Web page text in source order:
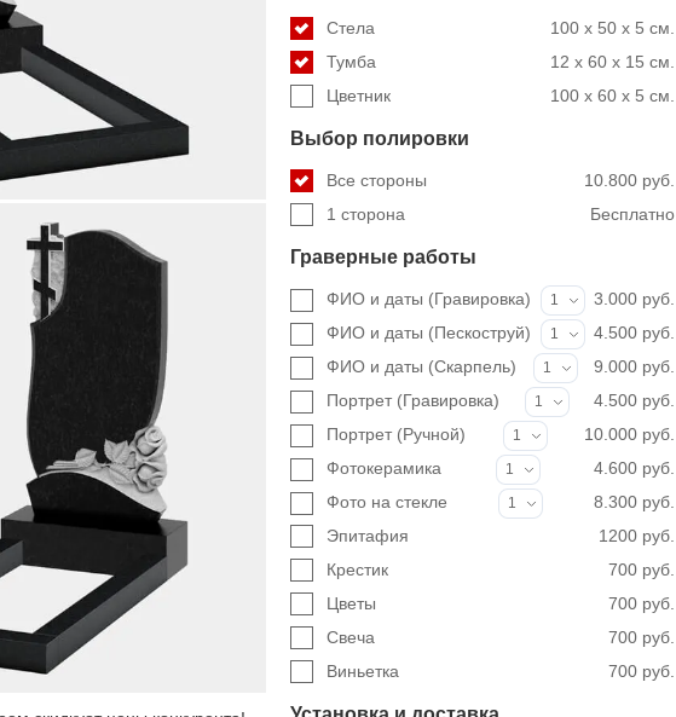
100 x 50 x 5 см.
Стела
12 x 60 x 15 см.
Тумба
100 x 60 x 5 см.
Цветник
Выбор полировки
10.800 руб.
Все стороны
Бесплатно
1 сторона
Граверные работы
ФИО и даты (Гравировка) 1
3.000 руб.
ФИО и даты (Пескоструй)
1
4.500 руб.
ФИО и даты (Скарпель)
1
9.000 руб.
Портрет (Гравировка)
1
4.500 руб.
Портрет (Ручной)
1
10.000 руб.
Фотокерамика
1
4.600 руб.
Фото на стекле
1
8.300 руб.
1200 руб.
Эпитафия
700 руб.
Крестик
700 руб.
Цветы
700 руб.
Свеча
700 руб.
Виньетка